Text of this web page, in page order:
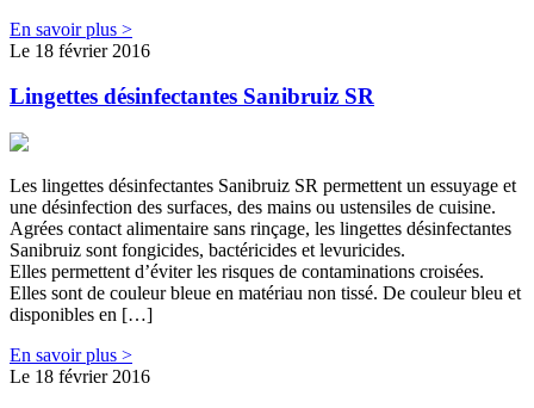
En savoir plus >
Le 18 février 2016
Lingettes désinfectantes Sanibruiz SR
Les lingettes désinfectantes Sanibruiz SR permettent un essuyage et
une désinfection des surfaces, des mains ou ustensiles de cuisine.
Agrées contact alimentaire sans rinçage, les lingettes désinfectantes
Sanibruiz sont fongicides, bactéricides et levuricides.
Elles permettent d’éviter les risques de contaminations croisées.
Elles sont de couleur bleue en matériau non tissé. De couleur bleu et
disponibles en […]
En savoir plus >
Le 18 février 2016